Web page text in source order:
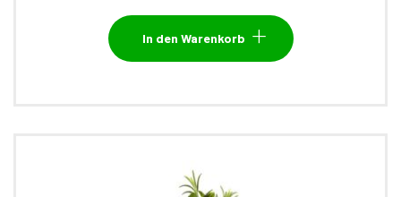
In den Warenkorb